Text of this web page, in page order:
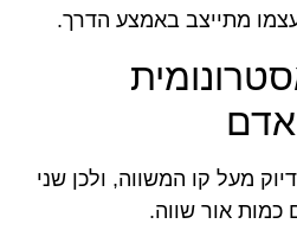
מתייצב באמצע הדרך.
מעל קו המשווה, ולכן שני
כמות אור שווה.